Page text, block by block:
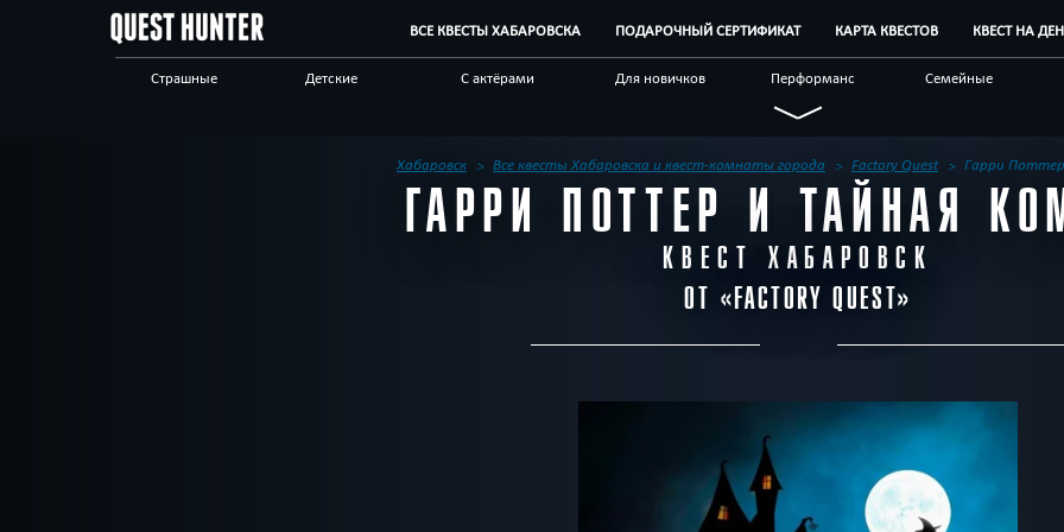
ВСЕ КВЕСТЫ ХАБАРОВСКА ПОДАРОЧНЫЙ СЕРТИФИКАТ КАРТА КВЕСТОВ КВЕСТ НА
Страшные Детские С актёрами Для новичков Перформанс Семейные
Необычные
Спасти мир Технологичные Хоррор
Авто Квест-комнаты Другой город
Хабаровск Все квесты Хабаровска и квест-комнаты города Factory Quest Гарри
ГАРРИ ПОТТЕР И ТАЙНАЯ
КВЕСТ ХАБАРОВСК
ОТ «FACTORY QUEST»